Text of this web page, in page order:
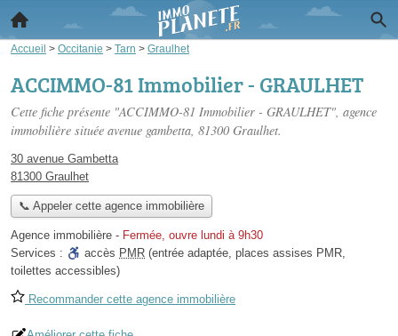
Accueil > Occitanie > Tarn > Graulhet
ACCIMMO-81 Immobilier - GRAULHET
Cette fiche présente "ACCIMMO-81 Immobilier - GRAULHET", agence
immobilière située avenue gambetta, 81300 Graulhet.
30 avenue Gambetta
81300 Graulhet
📞 Appeler cette agence immobilière
Agence immobilière - Fermée, ouvre lundi à 9h30
Services :
accès PMR (entrée adaptée, places assises PMR,
toilettes accessibles)
Recommander cette agence immobilière